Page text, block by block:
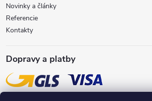
Novinky a články
Referencie
Kontakty
Dopravy a platby